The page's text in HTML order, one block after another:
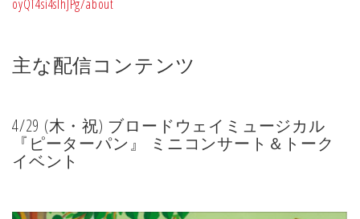
oyQT4si4slhJPg/about
主な配信コンテンツ
4/29 (木・祝) ブロードウェイミュージカル
『ピーターパン』 ミニコンサート＆トーク
イベント